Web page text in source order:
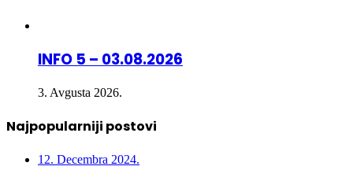
INFO 5 – 03.08.2026
3. Avgusta 2026.
Najpopularniji postovi
12. Decembra 2024.